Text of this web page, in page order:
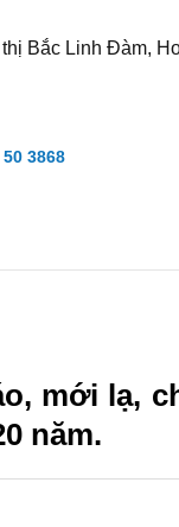
Bắc Linh Đàm,
3868
mới lạ,
năm.